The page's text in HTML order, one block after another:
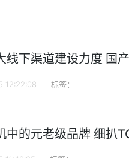
线下渠道建设力度 国
12:22:08 标签：
中的元老级品牌 细扒